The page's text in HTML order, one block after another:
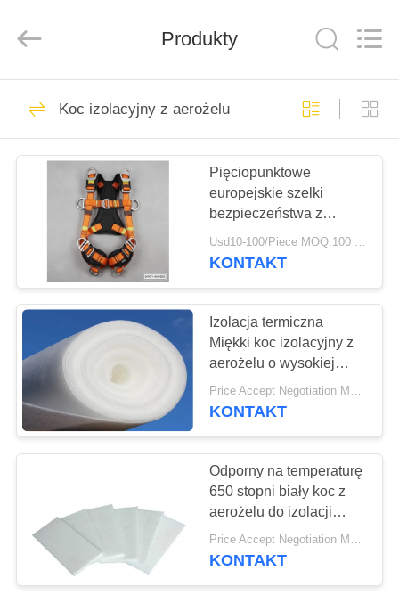
DOM
PRODUKTY
WYCIECZKA
PO
FABRYCE
KONTROLA
JAKOŚCI
SIĘ
NAMI
Rights
Materiał nietkany
Rolki przemysłowe
369
Panele ekranu
poliuretanowego
763
Produkty
Koc izolacyjny z aerożelu
Pięciopunktowe
europejskie szelki
bezpieczeństwa z
podwójnym oparciem
Usd10-100/Piece MOQ:100 kawałków
KONTAKT
Izolacja termiczna
Miękki koc izolacyjny z
aerożelu o wysokiej
gęstości
Price Accept Negotiation MOQ:One Roll
KONTAKT
Odporny na temperaturę
650 stopni biały koc z
aerożelu do izolacji
ognioodpornej
Price Accept Negotiation MOQ:One Roll
KONTAKT